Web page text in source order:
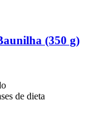
(350 g)
de dieta